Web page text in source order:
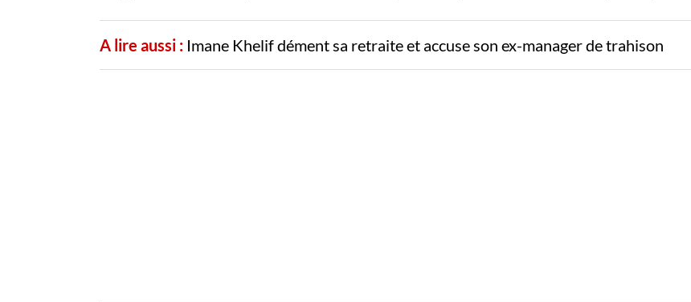
A lire aussi : Imane Khelif dément sa retraite et accuse son ex-manager de trahison